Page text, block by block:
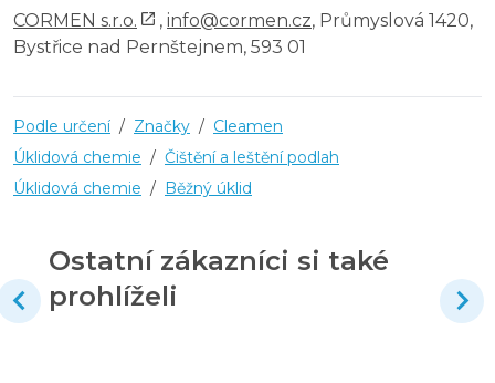
CORMEN s.r.o. , info@cormen.cz, Průmyslová 1420,
Bystřice nad Pernštejnem, 593 01
Podle určení / Značky / Cleamen
Úklidová chemie / Čištění a leštění podlah
Úklidová chemie / Běžný úklid
Ostatní zákazníci si také
prohlíželi